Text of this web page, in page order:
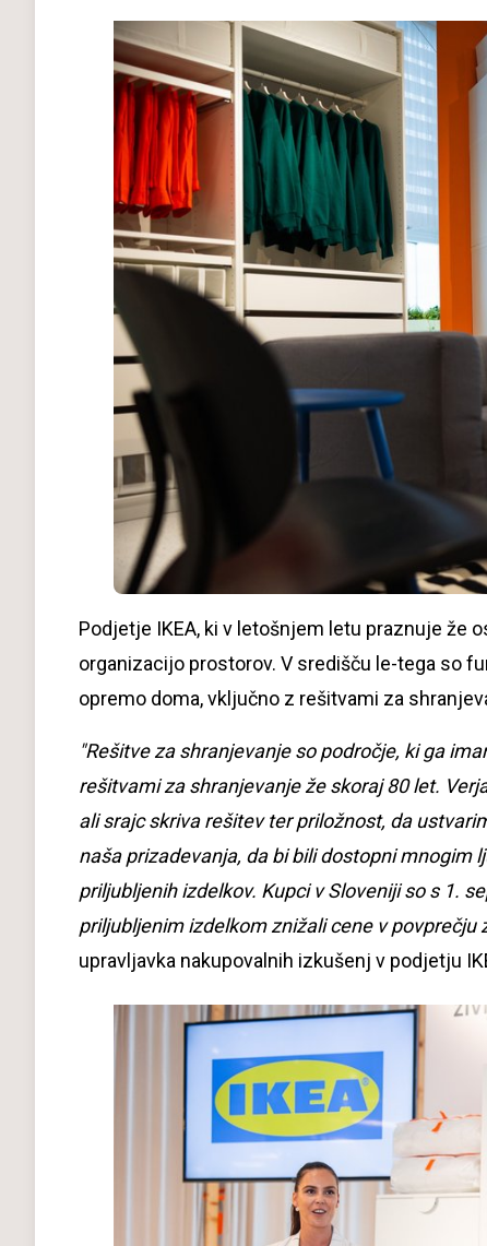
Podjetje IKEA, ki v letošnjem letu praznuje že
organizacijo prostorov. V središču le-tega so
opremo doma, vključno z rešitvami za
"Rešitve za shranjevanje so področje, ki ga
rešitvami za shranjevanje že skoraj 80 let.
ali srajc skriva rešitev ter priložnost, da
naša prizadevanja, da bi bili dostopni mnogim
priljubljenih izdelkov. Kupci v Sloveniji so s 1.
priljubljenim izdelkom znižali cene v povprečju
upravljavka nakupovalnih izkušenj v podjetju